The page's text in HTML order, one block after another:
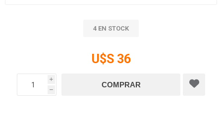
4 EN STOCK
U$S 36
i
h